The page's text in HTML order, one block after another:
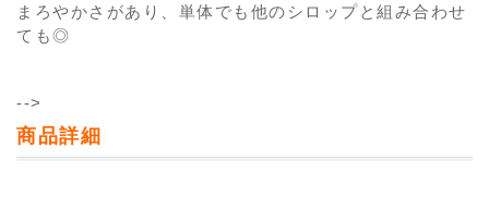
まろやかさがあり、単体でも他のシロップと組み合わせ
ても◎
-->
商品詳細